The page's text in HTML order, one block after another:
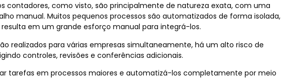
contadores, como visto, são principalmente de natureza exata, com uma
manual. Muitos pequenos processos são automatizados de forma isolada,
em um grande esforço manual para integrá-los.
realizados para várias empresas simultaneamente, há um alto risco de
controles, revisões e conferências adicionais.
tarefas em processos maiores e automatizá-los completamente por meio